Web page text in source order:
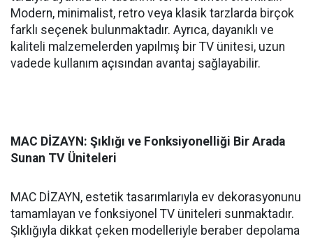
Modern, minimalist, retro veya klasik tarzlarda birçok
farklı seçenek bulunmaktadır. Ayrıca, dayanıklı ve
kaliteli malzemelerden yapılmış bir TV ünitesi, uzun
vadede kullanım açısından avantaj sağlayabilir.
MAC DİZAYN: Şıklığı ve Fonksiyonelliği Bir Arada
Sunan TV Üniteleri
MAC DİZAYN, estetik tasarımlarıyla ev dekorasyonunu
tamamlayan ve fonksiyonel TV üniteleri sunmaktadır.
Şıklığıyla dikkat çeken modelleriyle beraber depolama